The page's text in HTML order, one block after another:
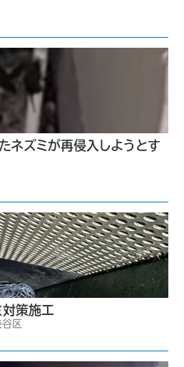
ネズミが再侵入しようとす
策施工
谷区